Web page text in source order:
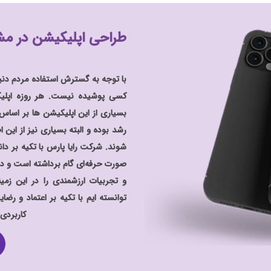
طراحی اپلیکیشن در
با توجه به گسترش استفاده مردم
کسی پوشیده نیست. هر روزه
بسیاری از این اپلیکیشن ها بر
رشد بوده و البته بسیاری نیز از
شوند. شرکت رایا پارس با تکیه بر
صورت حرفه‌ای گام برداشته است
و تجربیات ارزشمندی را در
توانسته ایم با تکیه بر اعتماد و